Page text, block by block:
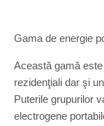
Gama de energie
Această gamă
rezidenţiali dar şi
Puterile grupurilor
electrogene